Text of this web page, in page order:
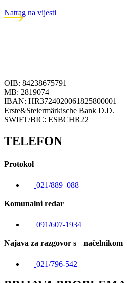
Natrag na vijesti
OIB: 84238675791
MB: 2819074
IBAN: HR3724020061825800001
Erste&Steiermärkische Bank D.D.
SWIFT/BIC: ESBCHR22
TELEFON
Protokol
021/889–088
Komunalni redar
091/607-1934
Najava za razgovor s načelnikom
021/796-542